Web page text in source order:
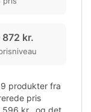
kr.
produkter fra
pris
596 kr., og det